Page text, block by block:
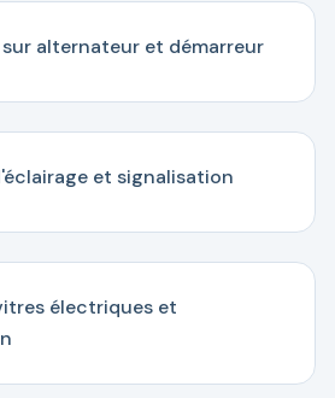
alternateur et démarreur
et signalisation
électriques et